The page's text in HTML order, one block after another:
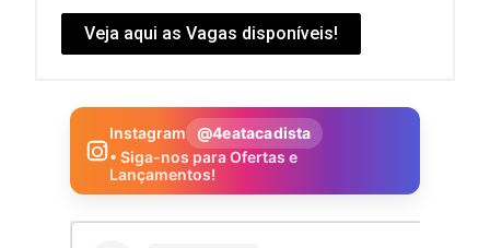
Veja aqui as Vagas disponíveis!
Instagram
@4eatacadista
• Siga-nos para Ofertas e
Lançamentos!